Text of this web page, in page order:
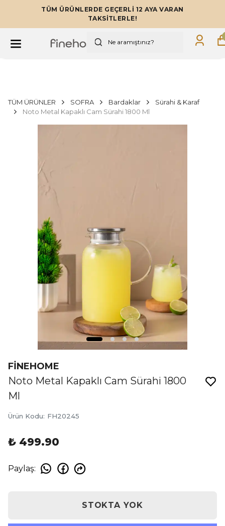
TÜM ÜRÜNLERDE GEÇERLİ 12 AYA VARAN
TAKSİTLERLE!
TÜM ÜRÜNLER SOFRA Bardaklar
Sürahi & Karaf
Noto Metal Kapaklı Cam Sürahi 1800 Ml
FİNEHOME
Noto Metal Kapaklı Cam Sürahi 1800
Ml
Ürün Kodu: FH20245
₺ 499.90
Paylaş:
STOKTA YOK